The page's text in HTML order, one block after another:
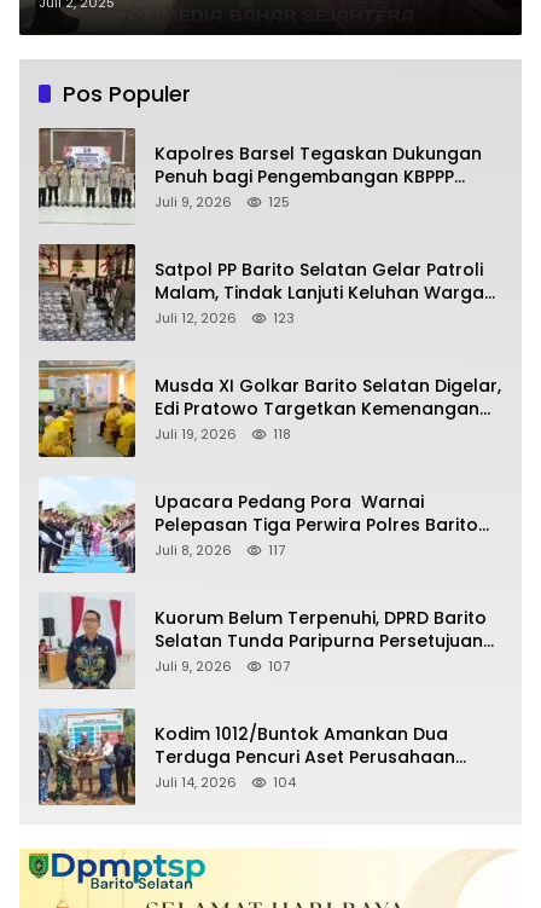
Pos Populer
Kapolres Barsel Tegaskan Dukungan
Penuh bagi Pengembangan KBPPP
Kalimantan Tengah
Juli 9, 2026 125
Satpol PP Barito Selatan Gelar Patroli
Malam, Tindak Lanjuti Keluhan Warga
soal Balap Liar dan Remaja Nongkrong
Juli 12, 2026 123
Musda XI Golkar Barito Selatan Digelar,
Edi Pratowo Targetkan Kemenangan
Partai pada Pemilu Mendatang
Juli 19, 2026 118
Upacara Pedang Pora Warnai
Pelepasan Tiga Perwira Polres Barito
Selatan Masuki Masa Pensiun
Juli 8, 2026 117
Kuorum Belum Terpenuhi, DPRD Barito
Selatan Tunda Paripurna Persetujuan
Raperda Pertanggungjawaban APBD
Juli 9, 2026 107
Kodim 1012/Buntok Amankan Dua
Terduga Pencuri Aset Perusahaan
Sitaan Satgas PKH, Satu Paket Diduga
Juli 14, 2026 104